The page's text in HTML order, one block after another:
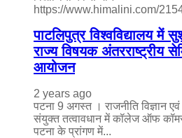
https://www.himalini.com/
पाटलिपुत्र विश्वविद्यालय में
राज्य विषयक अंतरराष्ट्रीय
आयोजन
2 years ago
पटना 9 अगस्त । राजनीति विज्ञान
संयुक्त तत्वावधान में कॉलेज ऑफ
पटना के प्रांगण में...